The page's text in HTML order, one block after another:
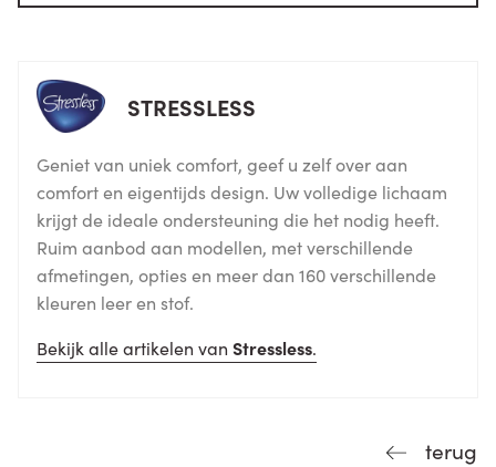
STRESSLESS
Geniet van uniek comfort, geef u zelf over aan
comfort en eigentijds design. Uw volledige lichaam
krijgt de ideale ondersteuning die het nodig heeft.
Ruim aanbod aan modellen, met verschillende
afmetingen, opties en meer dan 160 verschillende
kleuren leer en stof.
Bekijk alle artikelen van Stressless.
terug